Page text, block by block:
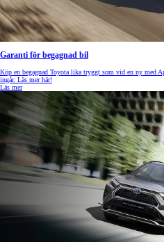
Garanti för begagnad bil
Köp en begagnad Toyota lika tryggt som vid en ny med
ingår. Läs mer här!
Läs mer